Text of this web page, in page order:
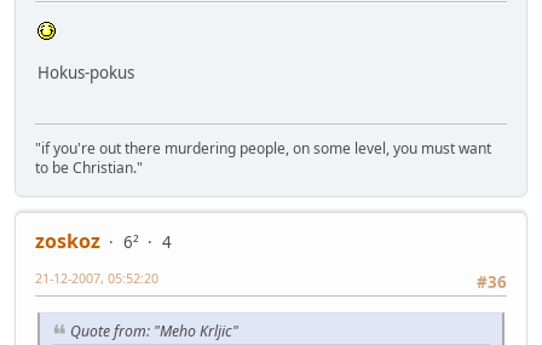
Hokus-pokus
"if you're out there murdering people, on some level, you must want
to be Christian."
zoskoz 6²
4
#36
21-12-2007, 05:52:20
Quote from: "Meho Krljic"